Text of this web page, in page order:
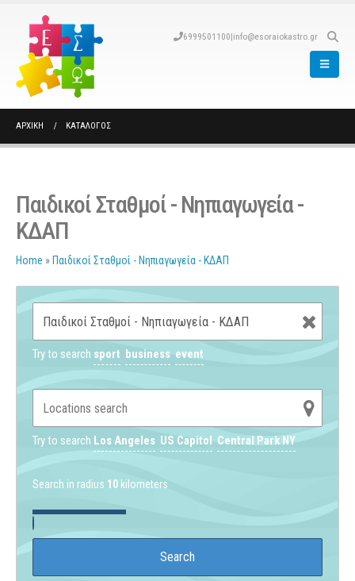
6999501100|info@esoraiokastro.gr
ΑΡΧΙΚΉ ΚΑΤΆΛΟΓΟΣ
Παιδικοί Σταθμοί - Νηπιαγωγεία -
ΚΔΑΠ
Home » Παιδικοί Σταθμοί - Νηπιαγωγεία - ΚΔΑΠ
Try to search sport business event
Try to search Los Angeles US Capitol Central Park NY
Search in radius 10 kilometers